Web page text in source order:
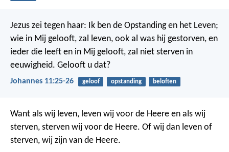
Jezus zei tegen haar: Ik ben de Opstanding en het Leven;
wie in Mij gelooft, zal leven, ook al was hij gestorven, en
ieder die leeft en in Mij gelooft, zal niet sterven in
eeuwigheid. Gelooft u dat?
Johannes 11:25-26 geloof opstanding beloften
Want als wij leven, leven wij voor de Heere en als wij
sterven, sterven wij voor de Heere. Of wij dan leven of
sterven, wij zijn van de Heere.